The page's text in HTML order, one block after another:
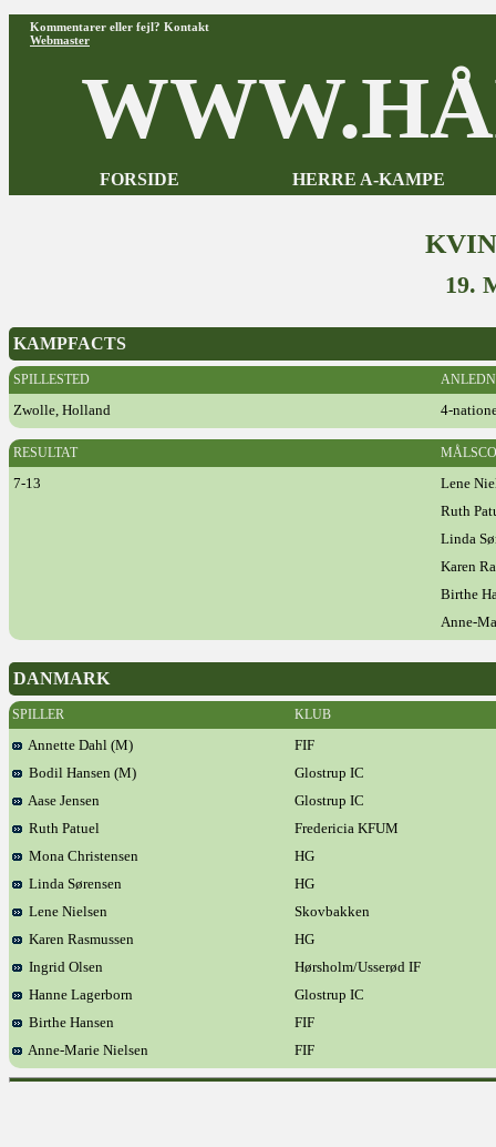
Kommentarer eller fejl? Kontakt
Webmaster
FORSIDE HERRE A-KAMPE
19.
KAMPFACTS
SPILLESTED
Zwolle, Holland 4-
RESULTAT
7-13
Lene
Ruth
Linda
Karen
Birthe
Anne-
DANMARK
SPILLER KLUB
Annette Dahl (M)
FIF
Bodil Hansen (M)
Glostrup IC
Aase Jensen
Glostrup IC
Ruth Patuel
Fredericia KFUM
Mona Christensen
HG
Linda Sørensen
HG
Lene Nielsen
Skovbakken
Karen Rasmussen
HG
Ingrid Olsen
Hørsholm/Usserød IF
Hanne Lagerborn
Glostrup IC
Birthe Hansen
FIF
Anne-Marie Nielsen
FIF